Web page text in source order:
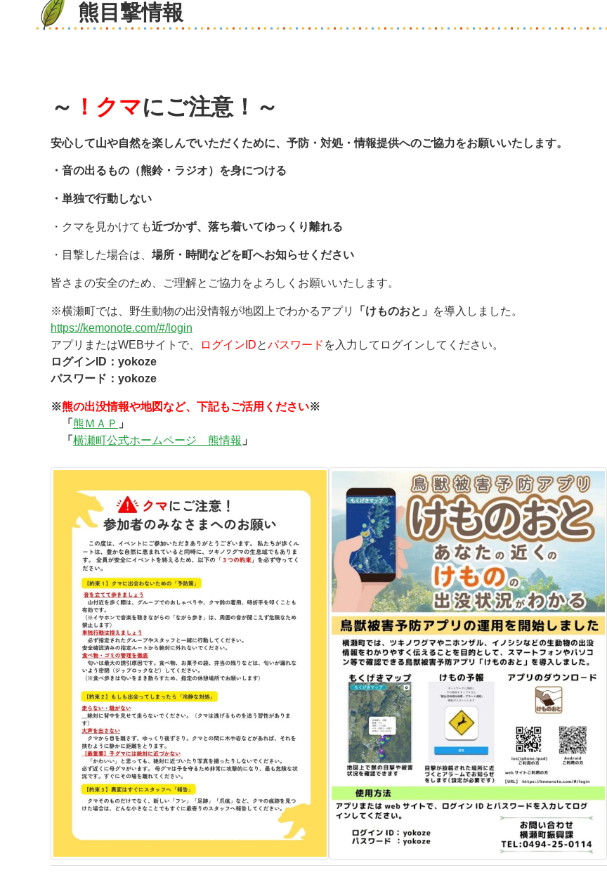
熊目撃情報
～ ！クマにご注意！～
安心して山や自然を楽しんでいただくために、 予防・対処・情報提供へのご協力をお願いいたします。
・音の出るもの（熊鈴・ラジオ）を身につける
・単独で行動しない
・クマを見かけても近づかず、落ち着いてゆっくり離れる
・目撃した場合は、 場所・時間などを町へお知らせください
皆さまの安全のため、ご理解とご協力をよろしくお願いいたします。
※横瀬町では、野生動物の出没情報が地図上でわかるアプリ 「けものおと」
を導入しました。
https://kemonote.com/#/login
アプリまたはWEBサイトで、
ログインIDとパスワード を入力してログインしてください。
ログインID：yokoze
パスワード：yokoze
※熊の出没情報や地図など、下記もご活用ください※
「 熊ＭＡＰ 」
「 横瀬町公式ホームページ 熊情報 」